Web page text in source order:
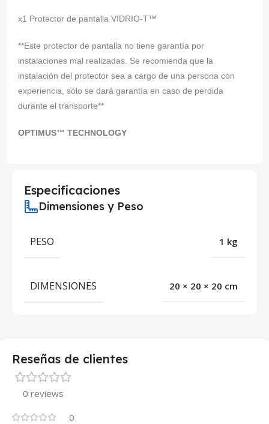
x1 Protector de pantalla VIDRIO-T™
**Este protector de pantalla no tiene garantía por
instalaciones mal realizadas. Se recomienda que la
instalación del protector sea a cargo de una persona con
experiencia, sólo se dará garantía en caso de perdida
durante el transporte**
OPTIMUS™ TECHNOLOGY
Especificaciones
Dimensiones y Peso
PESO 1 kg
DIMENSIONES 20 × 20 × 20 cm
Reseñas de clientes
0 reviews
0